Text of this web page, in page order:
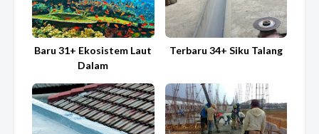
Baru 31+ Ekosistem Laut
Dalam
Terbaru 34+ Siku Talang